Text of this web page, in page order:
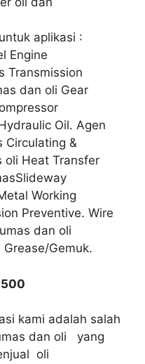
aplikasi :
Engine
Transmission
dan oli Gear
Oil. Agen
Circulating &
oli Heat Transfer
Working
Preventive. Wire
dan oli
Gemuk.
kami adalah salah
dan oli yang
oli